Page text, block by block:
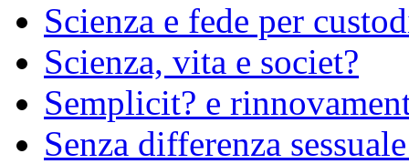
Scienza e fede per
Scienza, vita e societ?
Semplicit? e
Senza differenza